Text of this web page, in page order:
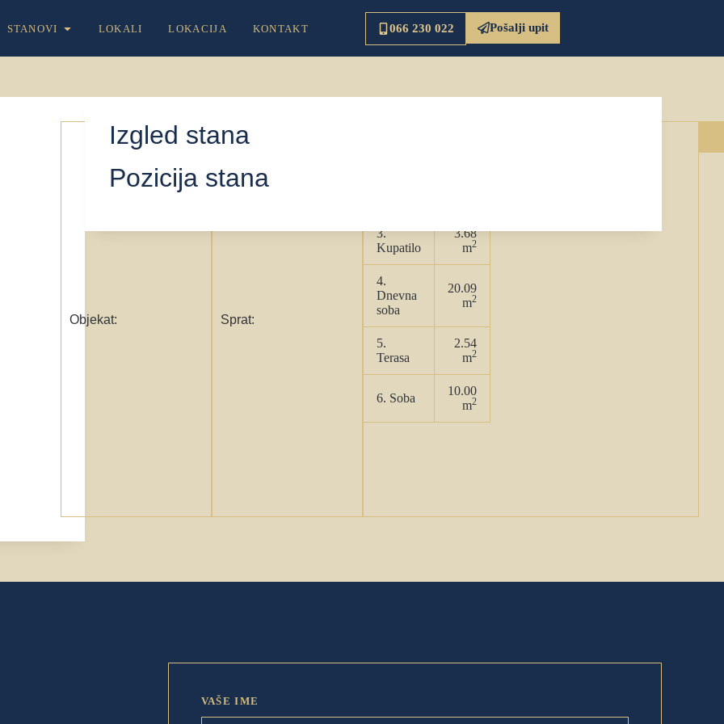
STANOVI LOKALI LOKACIJA KONTAKT 066 230 022 Pošalji upit
Objekat:
3
Sprat:
3.
Kupatilo
3.68
m2
4.
Dnevna
soba
20.09
m2
5.
Terasa
2.54
m2
6. Soba
10.00
m2
Izgled stana
Pozicija stana
VAŠE IME